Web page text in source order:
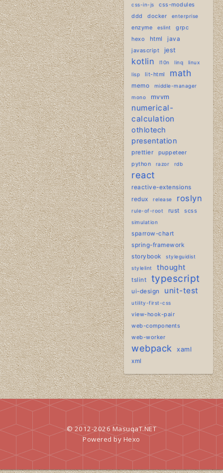
css-in-js
css-modules
ddd
docker enterprise
enzyme eslint
grpc
hexo
html
java
javascript
jest
kotlin l10n linq
linux
lisp
lit-html math
memo
middle-manager
mono
mvvm
numerical-
calculation
othlotech
presentation
prettier
puppeteer
python
razor rdb
react
reactive-extensions
redux
release roslyn
rule-of-root rust scss
simulation
sparrow-chart
spring-framework
storybook
styleguidist
stylelint
thought
tslint typescript
ui-design unit-test
utility-first-css
view-hook-pair
web-components
web-worker
webpack xaml
xml
© 2012-2026MasuqaT.NET
Powered by Hexo